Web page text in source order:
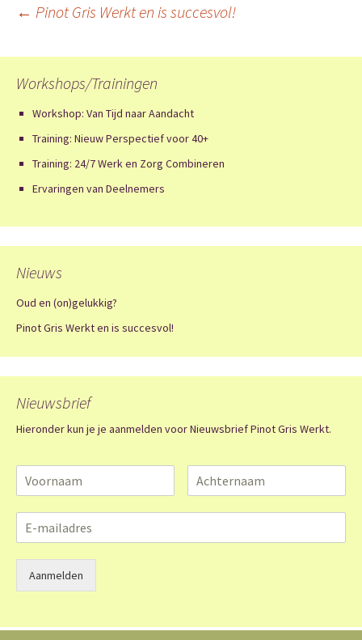
Berichtnavigatie
← Pinot Gris Werkt en is succesvol!
Workshops/Trainingen
Workshop: Van Tijd naar Aandacht
Training: Nieuw Perspectief voor 40+
Training: 24/7 Werk en Zorg Combineren
Ervaringen van Deelnemers
Nieuws
Oud en (on)gelukkig?
Pinot Gris Werkt en is succesvol!
Nieuwsbrief
Hieronder kun je je aanmelden voor Nieuwsbrief Pinot Gris Werkt.
Aanmelden